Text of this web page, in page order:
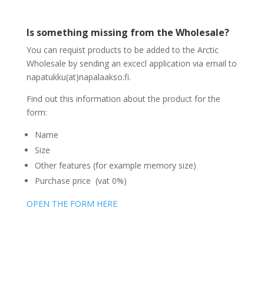
Is something missing from the Wholesale?
You can requist products to be added to the Arctic
Wholesale by sending an excecl application via email to
napatukku(at)napalaakso.fi.
Find out this information about the product for the
form:
Name
Size
Other features (for example memory size)
Purchase price (vat 0%)
OPEN THE FORM HERE